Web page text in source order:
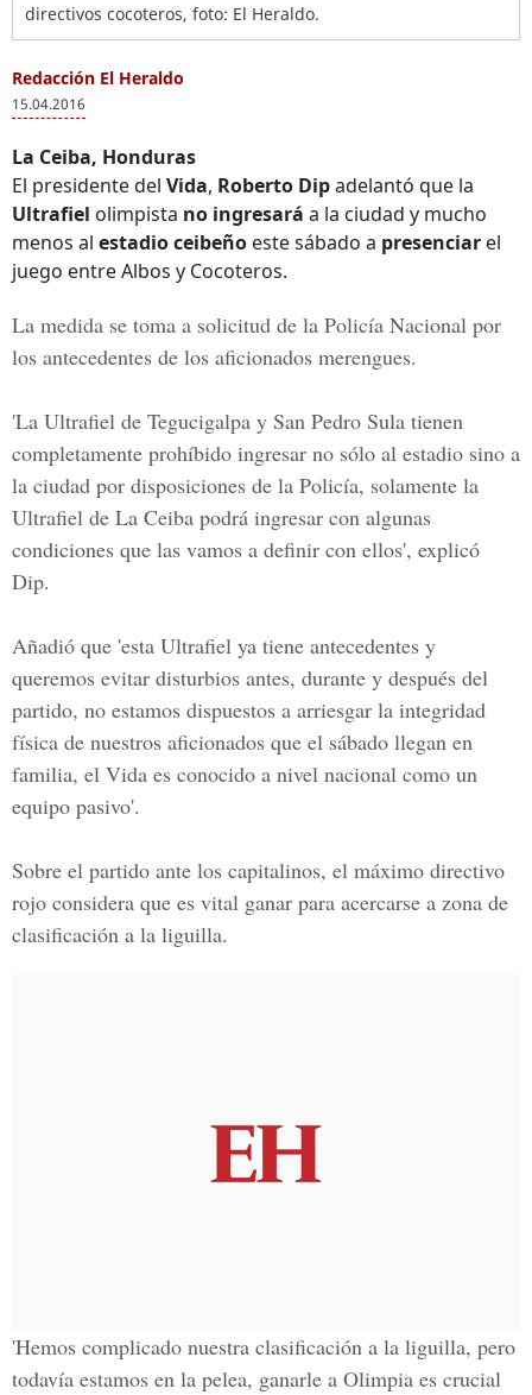
directivos cocoteros, foto: El Heraldo.
Redacción El Heraldo
15.04.2016
La Ceiba, Honduras
El presidente del Vida, Roberto Dipadelantó que la
Ultrafiel olimpista no ingresará a la ciudad y mucho
menos al estadio ceibeño este sábado a presenciar el
juego entre Albos y Cocoteros.
La medida se toma a solicitud de la Policía Nacional por
los antecedentes de los aficionados merengues.
'La Ultrafiel de Tegucigalpa y San Pedro Sula tienen
completamente prohíbido ingresar no sólo al estadio sino a
la ciudad por disposiciones de la Policía, solamente la
Ultrafiel de La Ceiba podrá ingresar con algunas
condiciones que las vamos a definir con ellos', explicó
Dip.
Añadió que 'esta Ultrafiel ya tiene antecedentes y
queremos evitar disturbios antes, durante y después del
partido, no estamos dispuestos a arriesgar la integridad
física de nuestros aficionados que el sábado llegan en
familia, el Vida es conocido a nivel nacional como un
equipo pasivo'.
Sobre el partido ante los capitalinos, el máximo directivo
rojo considera que es vital ganar para acercarse a zona de
clasificación a la liguilla.
'Hemos complicado nuestra clasificación a la liguilla, pero
todavía estamos en la pelea, ganarle a Olimpia es crucial